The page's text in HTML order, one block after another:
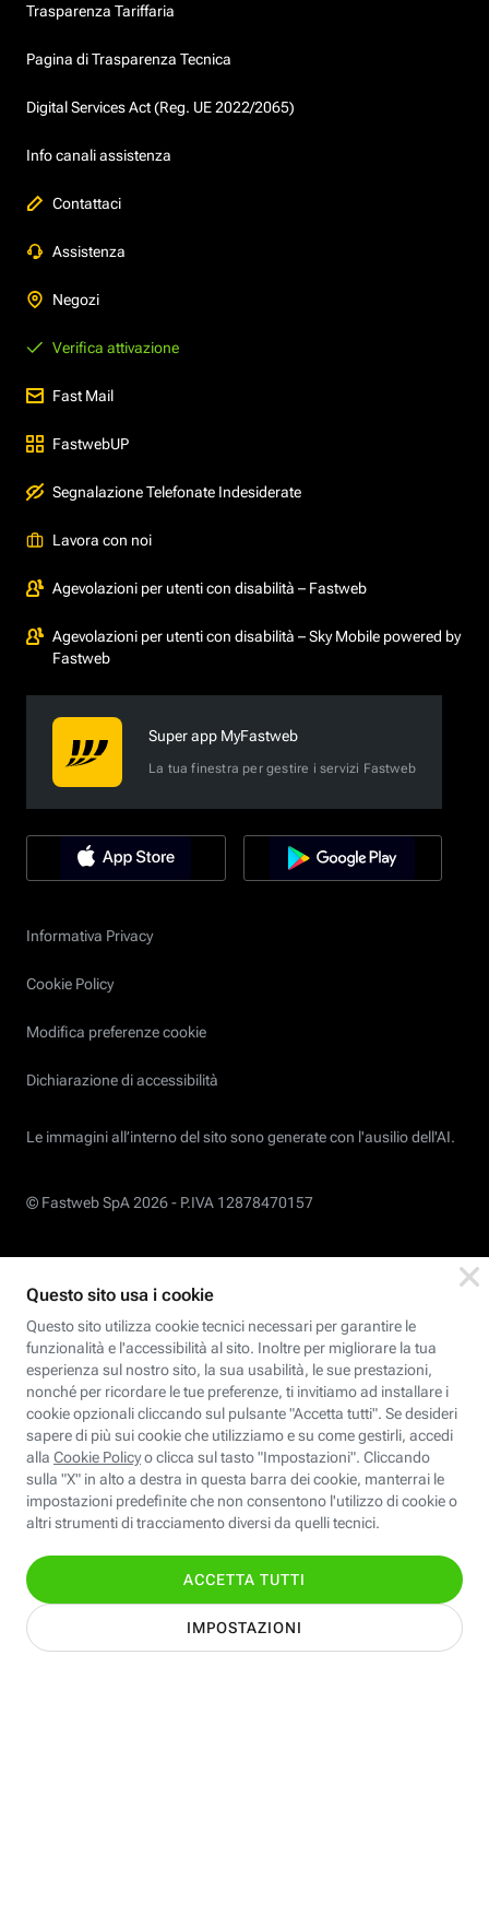
Trasparenza Tariffaria
Pagina di Trasparenza Tecnica
Digital Services Act (Reg. UE 2022/2065)
Info canali assistenza
Contattaci
Assistenza
Negozi
Verifica attivazione
Fast Mail
FastwebUP
Segnalazione Telefonate Indesiderate
Lavora con noi
Agevolazioni per utenti con disabilità – Fastweb
Agevolazioni per utenti con disabilità – Sky Mobile powered by
Fastweb
Super app MyFastweb
La tua finestra per gestire i servizi Fastweb
Informativa Privacy
Cookie Policy
Modifica preferenze cookie
Dichiarazione di accessibilità
Le immagini all’interno del sito sono generate con l'ausilio dell'AI.
© Fastweb SpA 2026 - P.IVA 12878470157